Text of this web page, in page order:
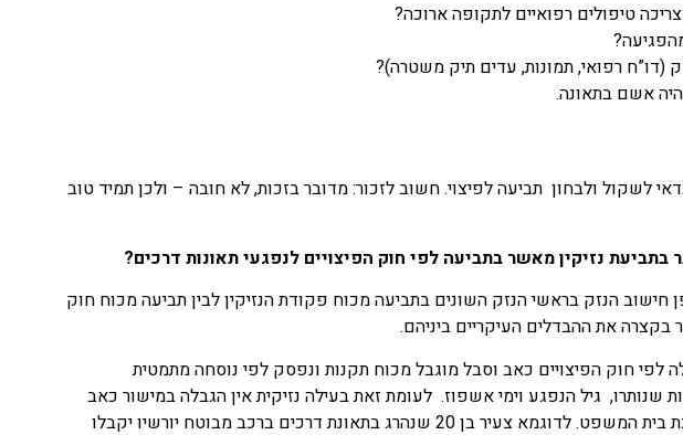
טיפולים רפואיים לתקופה ארוכה?
(דו”ח רפואי, תמונות, עדים תיק משטרה)?
אשם בתאונה.
לשקול ולבחון תביעה לפיצוי. חשוב לזכור: מדובר בזכות, לא חובה – ולכן תמיד טוב
בתביעת נזיקין מאשר בתביעה לפי חוק הפיצויים לנפגעי תאונות דרכים?
הנזק בראשי הנזק השונים בתביעה מכוח פקודת הנזיקין לבין תביעה מכוח חוק
בקצרה את ההבדלים העיקריים ביניהם.
לפי חוק הפיצויים כאב וסבל מוגבל מכוח תקנות ונפסק לפי נוסחה מתמטית
שנותרו, גיל הנפגע וימי אשפוז. לעומת זאת בעילה נזיקית אין הגבלה במישור כאב
וסבל והפיצוי נפסק על פי הערכת בית המשפט. לדוגמא צעיר בן 20 שנהרג בתאונת דרכים ברכב מבוטח יורשיו יקבלו